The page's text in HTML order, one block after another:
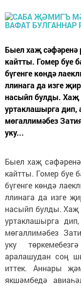
Быел хаҗ
кайтты. Гомер буе
бүгенге көндә
ллинага да изге
насыйп булды. Хаҗ
уртаклашырга дип,
мөгаллимәбез
уку...
Быел хаҗ
кайтты. Гомер буе
бүгенге көндә
ллинага да изге
насыйп булды. Хаҗ
уртаклашырга
мөгаллимәбез
уку
аралашудан соң
иттек. Аннары
якшәмбедә